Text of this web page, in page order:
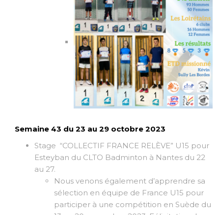
Semaine 43 du 23 au 29 octobre 2023
Stage “COLLECTIF FRANCE RELÈVE” U15 pour
Esteyban du CLTO Badminton à Nantes du 22
au 27.
Nous venons également d’apprendre sa
sélection en équipe de France U15 pour
participer à une compétition en Suède du